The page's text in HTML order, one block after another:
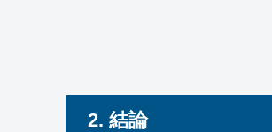
2. 結論